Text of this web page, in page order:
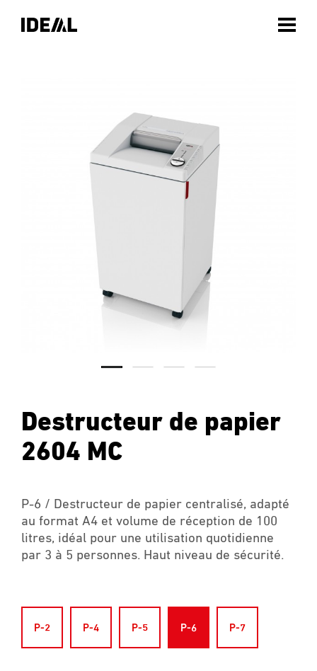
Destructeur de papier
2604 MC
P-6 / Destructeur de papier centralisé, adapté
au format A4 et volume de réception de 100
litres, idéal pour une utilisation quotidienne
par 3 à 5 personnes. Haut niveau de sécurité.
P-2 P-4 P-5 P-6 P-7